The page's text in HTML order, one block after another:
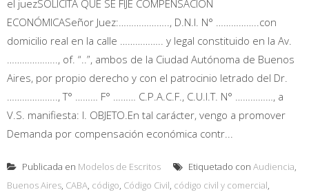
el juezSOLICITA QUE SE FIJE COMPENSACIÓN
ECONÓMICASeñor Juez:……………….., D.N.I. N° ……………..con
domicilio real en la calle …………….. y legal constituido en la Av.
……………….., of. “..”, ambos de la Ciudad Autónoma de Buenos
Aires, por propio derecho y con el patrocinio letrado del Dr.
……………….., T° ……… F° ……… C.P.A.C.F., C.U.I.T. N° ……………, a
V.S. manifiesta: I. OBJETO.En tal carácter, vengo a promover
Demanda por compensación económica contr...
Publicada en Modelos de Escritos Etiquetado con Audiencia,
Buenos Aires, CABA, código, Código Civil, código civil y comercial,